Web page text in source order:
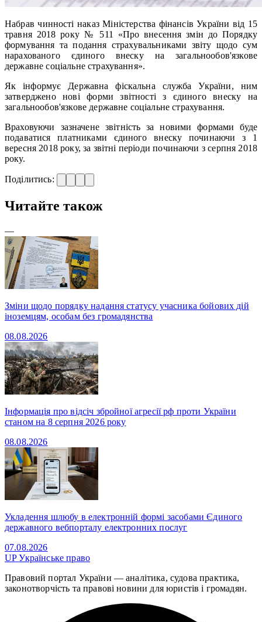
Набрав чинності наказ Міністерства фінансів України від 15
травня 2018 року № 511 «Про внесення змін до Порядку
формування та подання страхувальниками звіту щодо сум
нарахованого єдиного внеску на загальнообов'язкове
державне соціальне страхування».
Як інформує Державна фіскальна служба України, ним
затверджено нові форми звітності з єдиного внеску на
загальнообов'язкове державне соціальне страхування.
Враховуючи зазначене звітність за новими формами буде
подаватися платниками єдиного внеску починаючи з 1
вересня 2018 року, за звітні періоди починаючи з серпня 2018
року.
Поділитись:
Читайте також
—
Зміни щодо порядку надання статусу учасника бойових дій
іноземцям, особам без громадянства
08.08.2026
Інформація про відсіч збройної агресії рф проти України
станом на 8 серпня 2026 року
08.08.2026
Укладення шлюбу в електронній формі засобами Єдиного
державного вебпорталу електронних послуг
07.08.2026
UPУкраїнське право
Правовий портал України — аналітика, судова практика,
законотворчість та правові новини для юристів і громадян.